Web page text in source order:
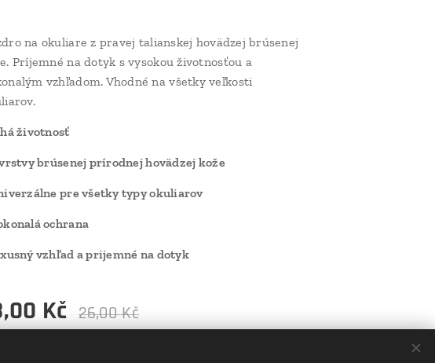
na okuliare z pravej talianskej hovädzej brúsenej
Príjemné na dotyk s vysokou životnosťou a
vzhľadom. Vhodné na všetky veľkosti
životnosť
brúsenej prírodnej hovädzej kože
pre všetky typy okuliarov
ochrana
vzhľad a prijemné na dotyk
Kč 26,00Kč